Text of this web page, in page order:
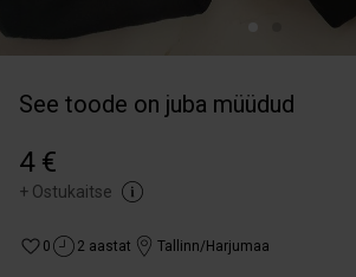
See toode on juba müüdud
4 €
+ Ostukaitse
0 2 aastat Tallinn/Harjumaa